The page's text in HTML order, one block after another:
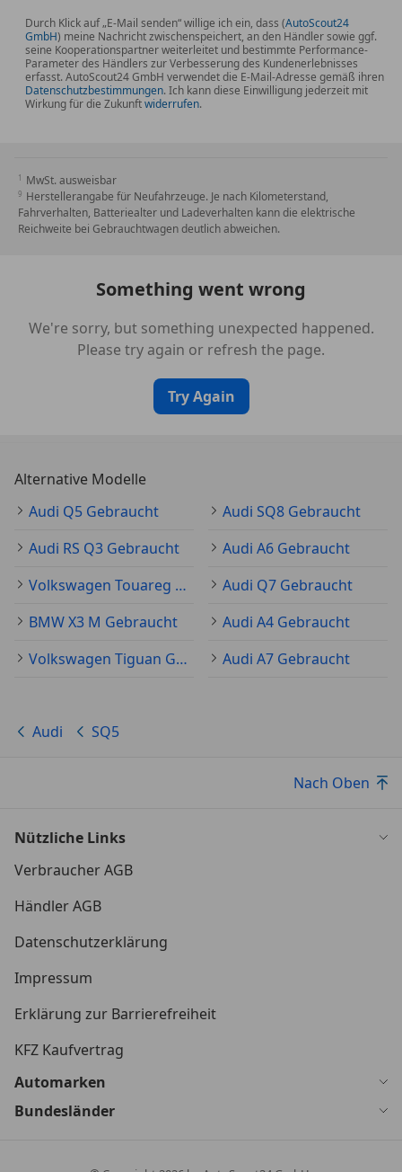
Durch Klick auf „E-Mail senden“ willige ich ein, dass (AutoScout24
GmbH) meine Nachricht zwischenspeichert, an den Händler sowie ggf.
seine Kooperationspartner weiterleitet und bestimmte Performance-
Parameter des Händlers zur Verbesserung des Kundenerlebnisses
erfasst. AutoScout24 GmbH verwendet die E-Mail-Adresse gemäß ihren
Datenschutzbestimmungen. Ich kann diese Einwilligung jederzeit mit
Wirkung für die Zukunftwiderrufen.
MwSt. ausweisbar
Herstellerangabe für Neufahrzeuge. Je nach Kilometerstand,
Fahrverhalten, Batteriealter und Ladeverhalten kann die elektrische
Reichweite bei Gebrauchtwagen deutlich abweichen.
Something went wrong
We're sorry, but something unexpected happened.
Please try again or refresh the page.
Try Again
Alternative Modelle
Audi Q5 Gebraucht
Audi SQ8 Gebraucht
Audi RS Q3 Gebraucht
Audi A6 Gebraucht
Volkswagen Touareg Gebraucht
Audi Q7 Gebraucht
BMW X3 M Gebraucht
Audi A4 Gebraucht
Volkswagen Tiguan Gebraucht
Audi A7 Gebraucht
Audi SQ5
Nach Oben
Nützliche Links
Verbraucher AGB
Händler AGB
Datenschutzerklärung
Impressum
Erklärung zur Barrierefreiheit
KFZ Kaufvertrag
Automarken
Bundesländer